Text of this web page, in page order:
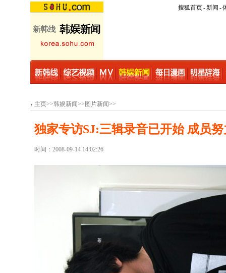
搜狐首页-新闻 -
主页>>韩娱新闻>> 图片新闻>>
独家专访SJ:三辑录音已开始 成员
时间：2008-09-14 14:02:26